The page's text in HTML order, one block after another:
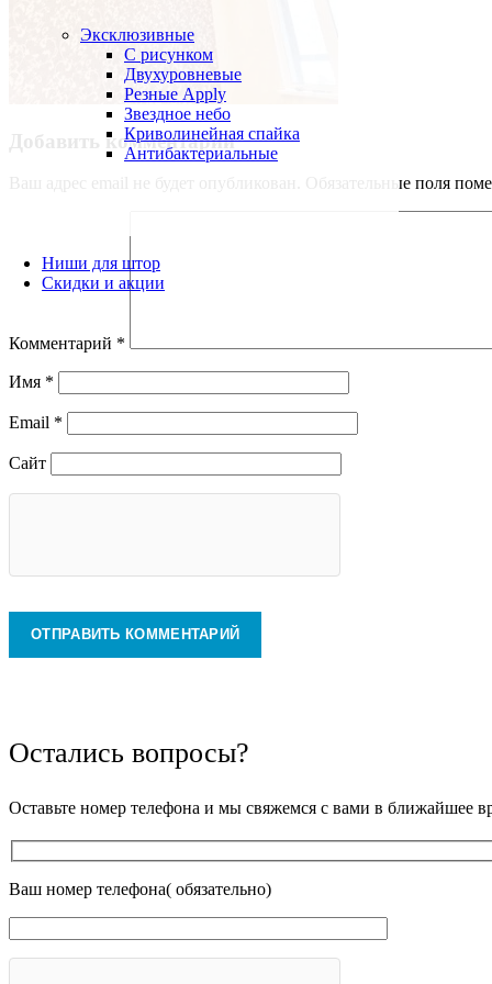
Эксклюзивные
С рисунком
Двухуровневые
Резные Apply
Звездное небо
Криволинейная спайка
Антибактериальные
Ниши для штор
Скидки и акции
Добавить комментарий
Обязательные поля
Комментарий *
Имя *
Email *
Сайт
Остались вопросы?
Оставьте номер телефона и мы свяжемся с вами в ближайшее
Ваш номер телефона( обязательно)